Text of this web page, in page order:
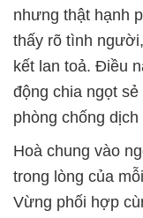
nhưng thật hạnh
thấy rõ tình
kết lan toả. Điều
động chia ngọt
phòng chống dịch
Hoà chung vào
trong lòng của
Vừng phối hợp